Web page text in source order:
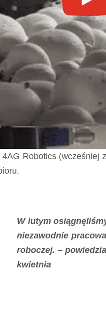
Robotics (wcześniej
W lutym
niezawodnie
roboczej. –
kwietnia